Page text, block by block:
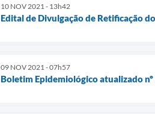
10 NOV 2021 - 13h42
Edital de Divulgação de Retificação
09 NOV 2021 - 07h57
Boletim Epidemiológico atualizado